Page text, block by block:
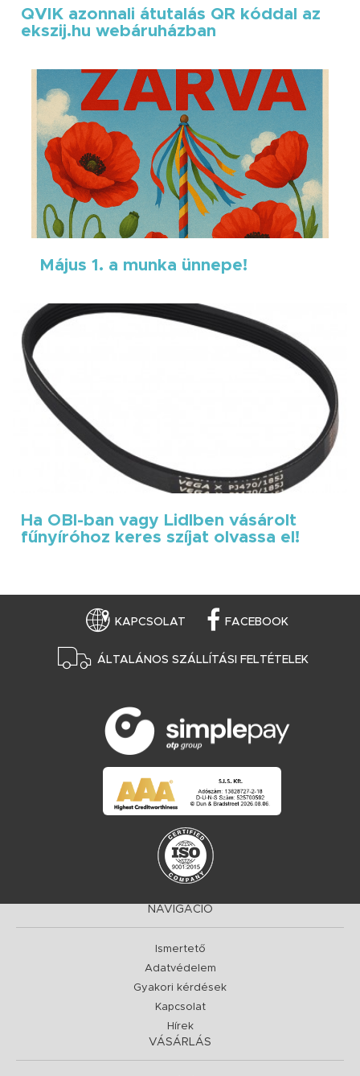
QVIK azonnali átutalás QR kóddal az
ekszij.hu webáruházban
Május 1. a munka ünnepe!
Ha OBI-ban vagy Lidlben vásárolt
fűnyíróhoz keres szíjat olvassa el!
KAPCSOLAT FACEBOOK
ÁLTALÁNOS SZÁLLÍTÁSI FELTÉTELEK
NAVIGÁCIÓ
Ismertető
Adatvédelem
Gyakori kérdések
Kapcsolat
Hírek
VÁSÁRLÁS